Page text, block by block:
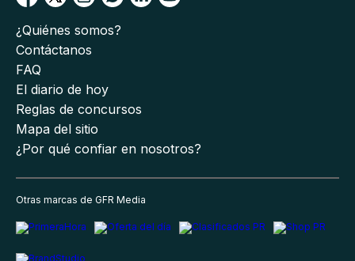
¿Quiénes somos?
Contáctanos
FAQ
El diario de hoy
Reglas de concursos
Mapa del sitio
¿Por qué confiar en nosotros?
Otras marcas de GFR Media